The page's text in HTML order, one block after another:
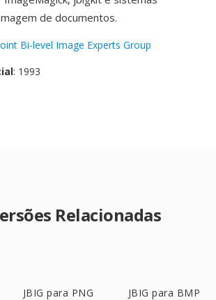
de documentos.
Bi-level Image Experts Group
: 1993
Relacionadas
JBIG para PNG JBIG para BMP